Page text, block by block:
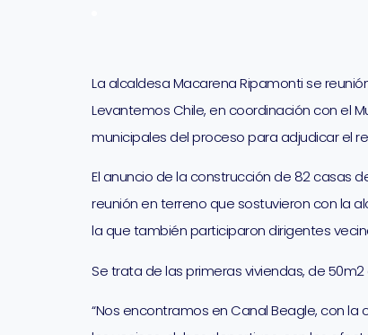
La alcaldesa Macarena Ripamonti se
Levantemos Chile, en coordinación con el
municipales del proceso para adjudicar el
El anuncio de la construcción de 82 casas
reunión en terreno que sostuvieron con la
la que también participaron dirigentes
Se trata de las primeras viviendas, de
“Nos encontramos en Canal Beagle, con